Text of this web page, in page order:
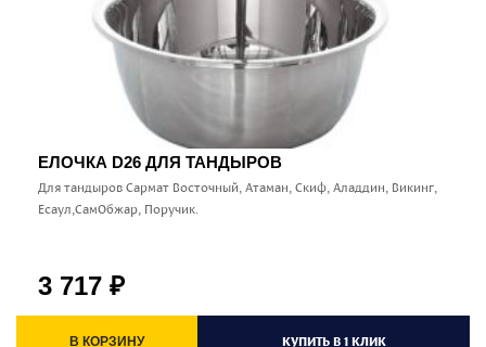
ЕЛОЧКА D26 ДЛЯ ТАНДЫРОВ
Для тандыров Сармат Восточный, Атаман, Скиф, Аладдин, Викинг,
Есаул,СамОбжар, Поручик.
3 717 ₽
В КОРЗИНУ КУПИТЬ В 1 КЛИК